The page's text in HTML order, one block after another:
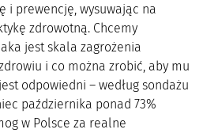
i prewencję, wysuwając na
zdrowotną. Chcemy
jest skala zagrożenia
i co można zrobić, aby mu
odpowiedni – według sondażu
października ponad 73%
w Polsce za realne